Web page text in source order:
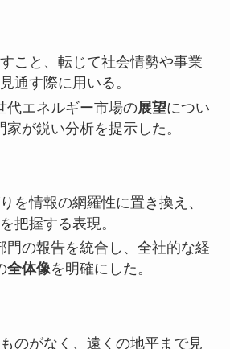
こと、転じて社会情勢や事業
通す際に用いる。
代エネルギー市場の展望につい
家が鋭い分析を提示した。
を情報の網羅性に置き換え、
把握する表現。
門の報告を統合し、全社的な経
全体像を明確にした。
のがなく、遠くの地平まで見